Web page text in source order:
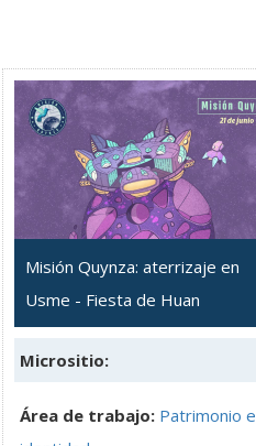
Misión Quynza: aterrizaje en
Usme - Fiesta de Huan
Micrositio:
Área de trabajo: Patrimonio e